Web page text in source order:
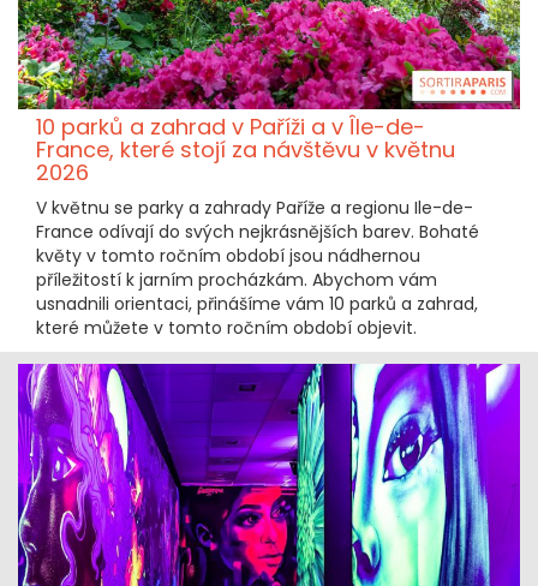
10 parků a zahrad v Paříži a v Île-de-
France, které stojí za návštěvu v květnu
2026
V květnu se parky a zahrady Paříže a regionu Ile-de-
France odívají do svých nejkrásnějších barev. Bohaté
květy v tomto ročním období jsou nádhernou
příležitostí k jarním procházkám. Abychom vám
usnadnili orientaci, přinášíme vám 10 parků a zahrad,
které můžete v tomto ročním období objevit.